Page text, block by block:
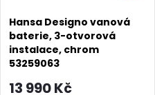
Hansa Designo vanová
baterie, 3-otvorová
instalace, chrom
53259063
13 990 Kč